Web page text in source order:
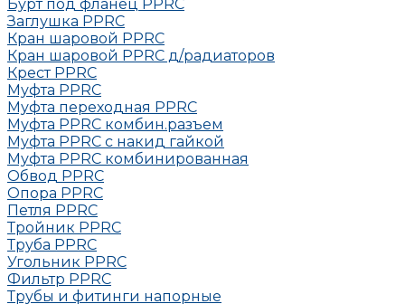
Бурт под фланец РРRC
Заглушка РРRC
Кран шаровой PPRC
Кран шаровой PPRC д/радиаторов
Крест PPRC
Муфта PPRC
Муфта переходная PPRC
Муфта РРRC комбин.разъем
Муфта PPRC с накид гайкой
Муфта РРRC комбинированная
Обвод РРRC
Опора РРRC
Петля РРRC
Тройник РРRC
Труба РРRC
Угольник РРRC
Фильтр PPRC
Трубы и фитинги напорные